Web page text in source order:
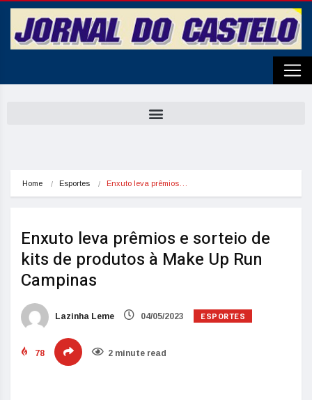
Home Esportes Enxuto leva prêmios…
Enxuto leva prêmios e sorteio de
kits de produtos à Make Up Run
Campinas
Lazinha Leme 04/05/2023 ESPORTES
78 2 minute read